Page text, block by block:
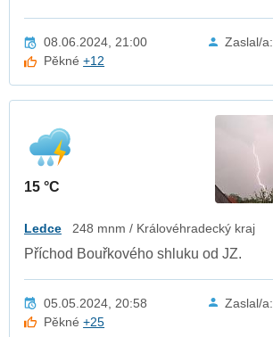
08.06.2024, 21:00 Zaslal/a:
Pěkné+12
15 °C
Ledce 248 mnm / Královéhradecký kraj
Příchod Bouřkového shluku od JZ.
05.05.2024, 20:58 Zaslal/a:
Pěkné+25